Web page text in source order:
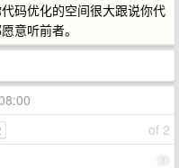
码优化的空间很大跟说你代
意听前者。
of 2
1